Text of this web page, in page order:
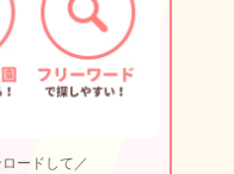
ードして／